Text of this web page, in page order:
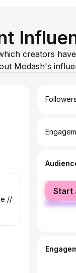
creators
Modash's
//
Followers
female
male
Start